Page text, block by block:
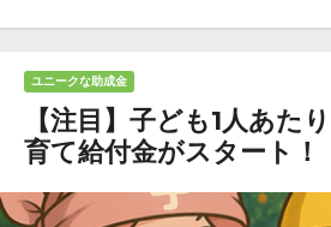
ユニークな助成金
【注目】子ども1人あた
育て給付金がスタート！